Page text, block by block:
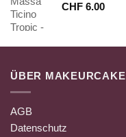
CHF 6.00
ÜBER MAKEURCAKE
AGB
Datenschutz